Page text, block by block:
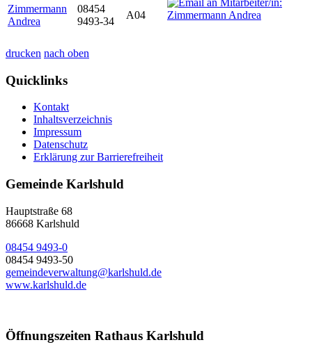
Zimmermann
Andrea
08454
9493-34
A04
drucken nach oben
Quicklinks
Kontakt
Inhaltsverzeichnis
Impressum
Datenschutz
Erklärung zur Barrierefreiheit
Gemeinde Karlshuld
Hauptstraße 68
86668 Karlshuld
08454 9493-0
08454 9493-50
gemeindeverwaltung@karlshuld.de
www.karlshuld.de
Öffnungszeiten Rathaus Karlshuld